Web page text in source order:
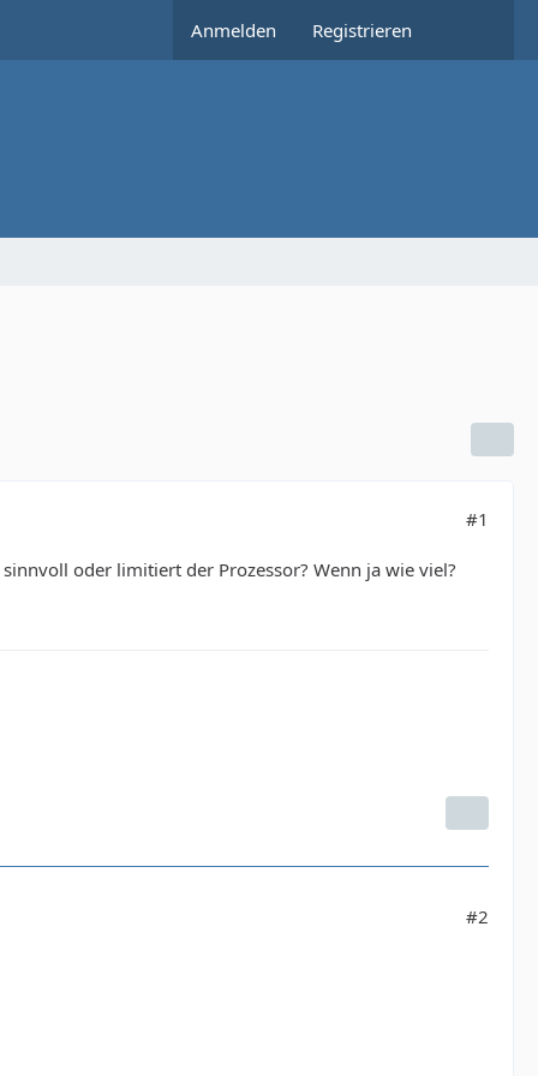
Anmelden Registrieren
#1
oder limitiert der Prozessor? Wenn ja wie viel?
#2